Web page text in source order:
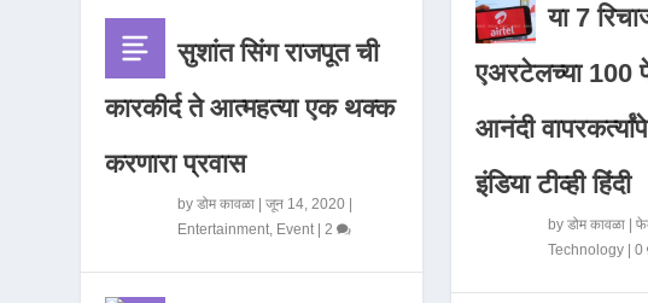
सुशांत सिंग राजपूत ची
कारकीर्द ते आत्महत्या एक थक्क
करणारा प्रवास
byडोम कावळा |जून 14, 2020
Entertainment, Event|2
या 7
एअरटेलच्या 100
आनंदी
इंडिया टीव्ही हिंदी
by डोम कावळा|
Technology| 0